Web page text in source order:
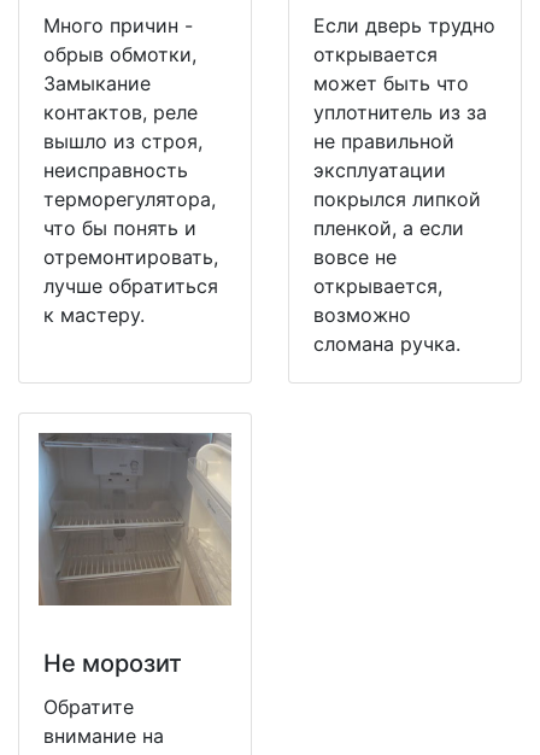
Много причин -
обрыв обмотки,
Замыкание
контактов, реле
вышло из строя,
неисправность
терморегулятора,
что бы понять и
отремонтировать,
лучше обратиться
к мастеру.
Если дверь трудно
открывается
может быть что
уплотнитель из за
не правильной
эксплуатации
покрылся липкой
пленкой, а если
вовсе не
открывается,
возможно
сломана ручка.
Не морозит
Обратите
внимание на